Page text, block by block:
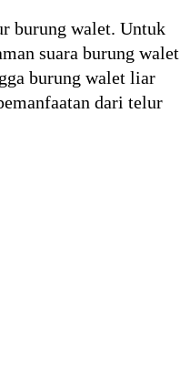
burung walet. Untuk
suara burung walet
burung walet liar
dari telur